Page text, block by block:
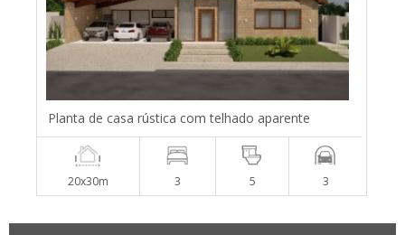
Planta de casa rústica com telhado aparente
20x30m 3 5 3